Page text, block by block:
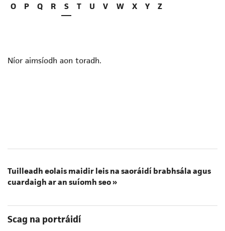
O
P Q R S T U V W X Y Z
Níor aimsíodh aon toradh.
Tuilleadh eolais maidir leis na saoráidí brabhsála agus
cuardaigh ar an suíomh seo »
Scag na portráidí